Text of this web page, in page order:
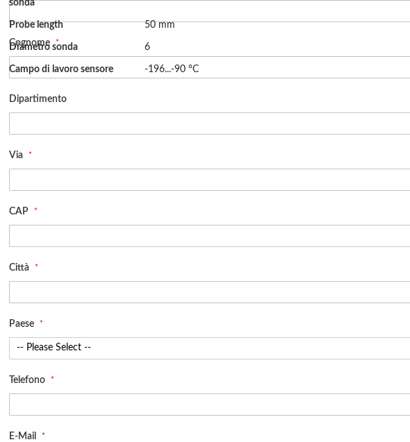
Nessuna influenza da parte della linea di alimentazione
Elevata sensibilità alla temperatura
sonda
Probe length 50 mm
Diametro sonda 6
Campo di lavoro sensore -196...-90 °C
Cognome
Dipartimento
Via
CAP
Città
Paese
Telefono
E-Mail